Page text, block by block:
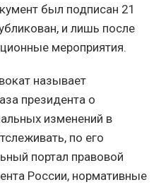
был подписан 21
и лишь после
мероприятия.
называет
президента о
изменений в
по его
портал правовой
России, нормативные